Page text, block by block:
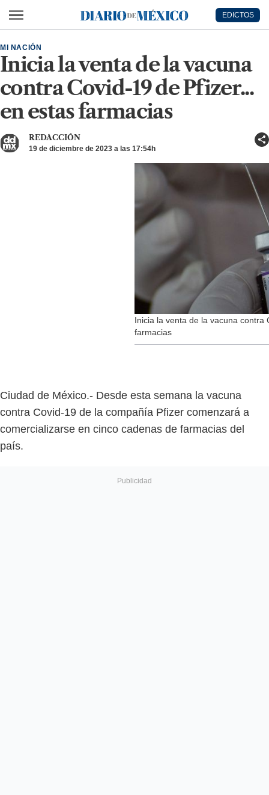
Diario de México
EDICTOS
Inicia la venta de la vacuna
contra Covid-19 de Pfizer...
en estas farmacias
MI NACIÓN
REDACCIÓN
19 de diciembre de 2023 a las 17:54h
Inicia la venta de la vacuna contra
farmacias
Ciudad de México.- Desde esta semana la vacuna
contra Covid-19 de la compañía Pfizer comenzará a
comercializarse en cinco cadenas de farmacias del
país.